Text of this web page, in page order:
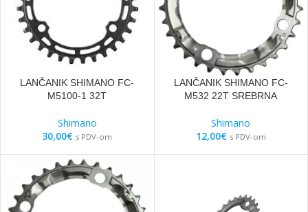
LANČANIK SHIMANO FC-
M5100-1 32T
Shimano
30,00€ s PDV-om
LANČANIK SHIMANO FC-
M532 22T SREBRNA
Shimano
12,00€ s PDV-om